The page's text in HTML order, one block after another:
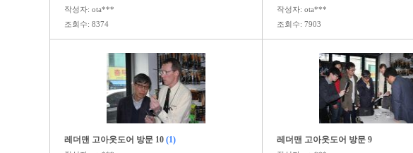
작성자: ota***
조회수: 8374
작성자: ota***
조회수: 7903
레더맨 고아웃도어 방문 10 (1) 레더맨 고아웃도어 방문 9